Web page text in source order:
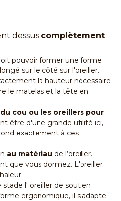
dessus complètement
pouvoir former une forme
sur le côté sur l'oreiller.
la hauteur nécessaire
le matelas et la tête en
cou ou les oreillers pour
être d'une grande utilité ici,
exactement à ces
au matériau de l’oreiller.
que vous dormez. L'oreiller
stade l' oreiller de soutien
ergonomique, il s'adapte